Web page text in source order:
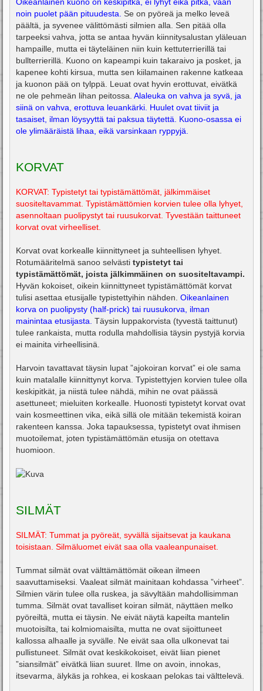
noin puolet pään pituudesta.
Se on pyöreä ja melko leveä
päältä, ja syvenee välittömästi silmien alla. Sen pitää olla
tarpeeksi vahva, jotta se antaa hyvän kiinnitysalustan yläleuan
hampaille, mutta ei täyteläinen niin kuin kettuterrierillä tai
bullterrierillä. Kuono on kapeampi kuin takaraivo ja posket, ja
kapenee kohti kirsua, mutta sen kiilamainen rakenne katkeaa
ja kuonon pää on tylppä. Leuat ovat hyvin erottuvat, eivätkä
ne ole pehmeän lihan peitossa. Alaleuka on vahva ja syvä, ja
siinä on vahva, erottuva leuankärki. Huulet ovat tiiviit ja
tasaiset, ilman löysyyttä tai paksua täytettä. Kuono-osassa ei
ole ylimääräistä lihaa, eikä varsinkaan ryppyjä.
KORVAT
KORVAT: Typistetyt tai typistämättömät, jälkimmäiset
suositeltavammat. Typistämättömien korvien tulee olla lyhyet,
asennoltaan puolipystyt tai ruusukorvat. Tyvestään taittuneet
korvat ovat virheelliset.
Korvat ovat korkealle kiinnittyneet ja suhteellisen lyhyet.
Rotumääritelmä sanoo selvästi typistetyt tai
typistämättömät, joista jälkimmäinen on suositeltavampi.
Hyvän kokoiset, oikein kiinnittyneet typistämättömät korvat
tulisi asettaa etusijalle typistettyihin nähden. Oikeanlainen
korva on puolipysty (half-prick) tai ruusukorva, ilman
mainintaa etusijasta. Täysin luppakorvista (tyvestä taittunut)
tulee rankaista, mutta rodulla mahdollisia täysin pystyjä korvia
ei mainita virheellisinä.
Harvoin tavattavat täysin lupat ”ajokoiran korvat” ei ole sama
kuin matalalle kiinnittynyt korva. Typistettyjen korvien tulee olla
keskipitkät, ja niistä tulee nähdä, mihin ne ovat päässä
asettuneet; mieluiten korkealle. Huonosti typistetyt korvat ovat
vain kosmeettinen vika, eikä sillä ole mitään tekemistä koiran
rakenteen kanssa. Joka tapauksessa, typistetyt ovat ihmisen
muotoilemat, joten typistämättömän etusija on otettava
huomioon.
SILMÄT
SILMÄT: Tummat ja pyöreät, syvällä sijaitsevat ja kaukana
toisistaan. Silmäluomet eivät saa olla vaaleanpunaiset.
Tummat silmät ovat välttämättömät oikean ilmeen
saavuttamiseksi. Vaaleat silmät mainitaan kohdassa ”virheet”.
Silmien värin tulee olla ruskea, ja sävyltään mahdollisimman
tumma. Silmät ovat tavalliset koiran silmät, näyttäen melko
pyöreiltä, mutta ei täysin. Ne eivät näytä kapeilta mantelin
muotoisilta, tai kolmiomaisilta, mutta ne ovat sijoittuneet
kallossa alhaalle ja syvälle. Ne eivät saa olla ulkonevat tai
pullistuneet. Silmät ovat keskikokoiset, eivät liian pienet
”siansilmät” eivätkä liian suuret. Ilme on avoin, innokas,
itsevarma, älykäs ja rohkea, ei koskaan pelokas tai välttelevä.